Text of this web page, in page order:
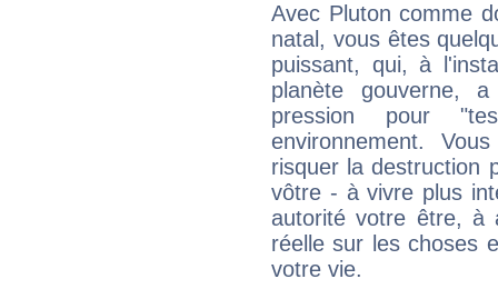
Avec Pluton comme
natal, vous êtes
puissant, qui, à
planète gouverne,
pression pour
environnement.
risquer la destruction
vôtre - à vivre plus
autorité votre être, à
réelle sur les choses
votre vie.